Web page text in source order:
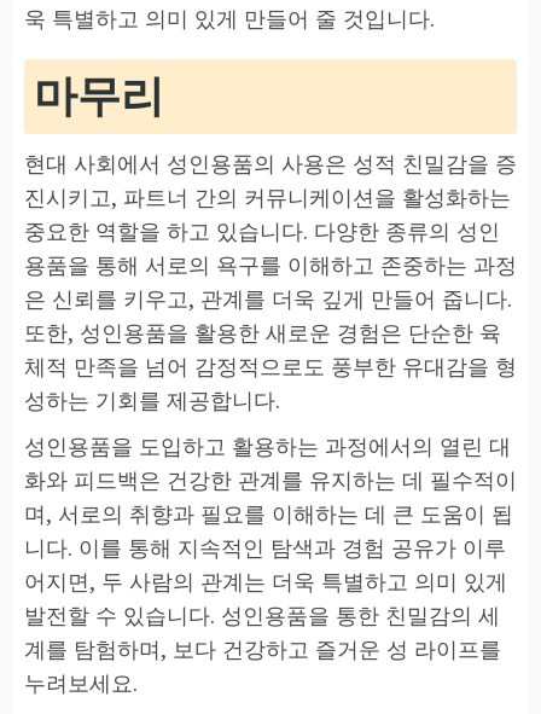
욱 특별하고 의미 있게 만들어 줄 것입니다.
마무리
현대 사회에서 성인용품의 사용은 성적 친밀감을 증
진시키고, 파트너 간의 커뮤니케이션을 활성화하는
중요한 역할을 하고 있습니다. 다양한 종류의 성인
용품을 통해 서로의 욕구를 이해하고 존중하는 과정
은 신뢰를 키우고, 관계를 더욱 깊게 만들어 줍니다.
또한, 성인용품을 활용한 새로운 경험은 단순한 육
체적 만족을 넘어 감정적으로도 풍부한 유대감을 형
성하는 기회를 제공합니다.
성인용품을 도입하고 활용하는 과정에서의 열린 대
화와 피드백은 건강한 관계를 유지하는 데 필수적이
며, 서로의 취향과 필요를 이해하는 데 큰 도움이 됩
니다. 이를 통해 지속적인 탐색과 경험 공유가 이루
어지면, 두 사람의 관계는 더욱 특별하고 의미 있게
발전할 수 있습니다. 성인용품을 통한 친밀감의 세
계를 탐험하며, 보다 건강하고 즐거운 성 라이프를
누려보세요.